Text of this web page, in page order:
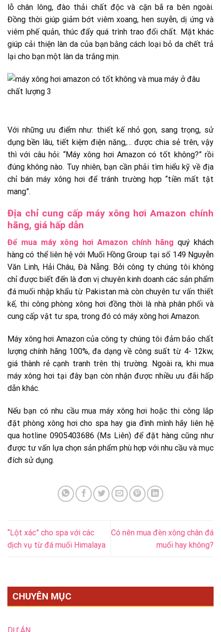
lỗ chân lông, đào thải chất độc và cặn bã ra bên ngoài.
Đồng thời giúp giảm bớt viêm xoang, hen suyễn, dị ứng và
viêm phế quản, thúc đẩy quá trình trao đổi chất. Mặt khác
giúp cải thiện làn da của bạn bằng cách loại bỏ da chết trả
lại cho bạn một làn da trắng mịn.
Với những ưu điểm như: thiết kế nhỏ gọn, sang trọng, sử
dụng bền lâu, tiết kiệm điện năng,… được chia sẻ trên, vậy
thì với câu hỏi: “Máy xông hơi Amazon có tốt không?” rồi
đúng không nào. Tuy nhiên, bạn cần phải tìm hiểu kỹ về địa
chỉ bán máy xông hơi để tránh trường hợp “tiền mất tật
mang”.
Địa chỉ cung cấp máy xông hơi Amazon chính
hãng, giá hấp dẫn
Để mua máy xông hơi Amazon chính hãng quý khách
hàng có thể liên hệ với Muối Hồng Group tại số 149 Nguyễn
Văn Linh, Hải Châu, Đà Nẵng. Bởi công ty chúng tôi không
chỉ được biết đến là đơn vị chuyên kinh doanh các sản phẩm
đá muối nhập khẩu từ Pakistan mà còn chuyên tư vấn thiết
kế, thi công phòng xông hơi đồng thời là nhà phân phối và
cung cấp vật tư spa, trong đó có máy xông hơi Amazon.
Máy xông hơi Amazon của công ty chúng tôi đảm bảo chất
lượng chính hãng 100%, đa dạng về công suất từ 4- 12kw,
giá thành rẻ cạnh tranh trên thị trường. Ngoài ra, khi mua
máy xông hơi tại đây bạn còn nhận được nhiều ưu đãi hấp
dẫn khác.
Nếu bạn có nhu cầu mua máy xông hơi hoặc thi công lắp
đặt phòng xông hơi cho spa hay gia đình mình hãy liên hệ
qua hotline 0905403686 (Ms Liên) để đặt hàng cũng như
được tư vấn lựa chọn sản phẩm phù hợp với nhu cầu và mục
đích sử dụng.
“Lột xác” cho spa với các
dịch vụ từ đá muối Himalaya
Có nên mua đèn xông chân đá
muối hay không?
CHUYÊN MỤC